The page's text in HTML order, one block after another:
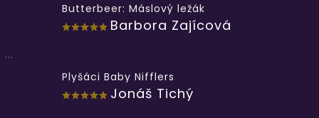
Butterbeer: Máslový ležák
Barbora Zajícová
...
Plyšáci Baby Nifflers
Jonáš Tichý